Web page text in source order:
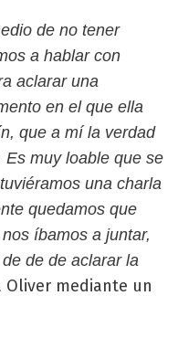
de no tener
a hablar con
aclarar una
en el que ella
que a mí la verdad
muy loable que se
una charla
quedamos que
íbamos a juntar,
de de aclarar la
Oliver mediante un